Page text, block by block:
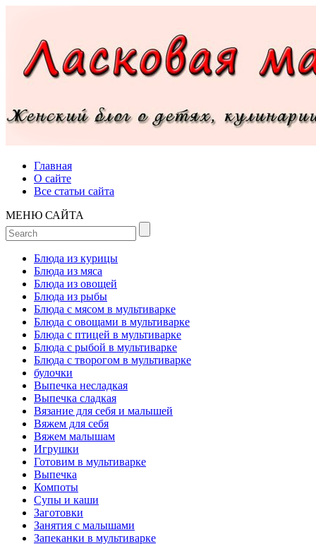
Главная
О сайте
Все статьи сайта
МЕНЮ САЙТА
Блюда из курицы
Блюда из мяса
Блюда из овощей
Блюда из рыбы
Блюда с мясом в мультиварке
Блюда с овощами в мультиварке
Блюда с птицей в мультиварке
Блюда с рыбой в мультиварке
Блюда с творогом в мультиварке
булочки
Выпечка несладкая
Выпечка сладкая
Вязание для себя и малышей
Вяжем для себя
Вяжем малышам
Игрушки
Готовим в мультиварке
Выпечка
Компоты
Супы и каши
Заготовки
Занятия с малышами
Запеканки в мультиварке